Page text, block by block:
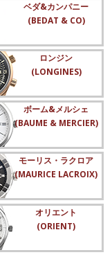
ベダ&カンパニー
(BEDAT & CO)
ロンジン
(LONGINES)
ボーム&メルシェ
(BAUME & MERCIER)
モーリス・ラクロア
(MAURICE LACROIX)
オリエント
(ORIENT)